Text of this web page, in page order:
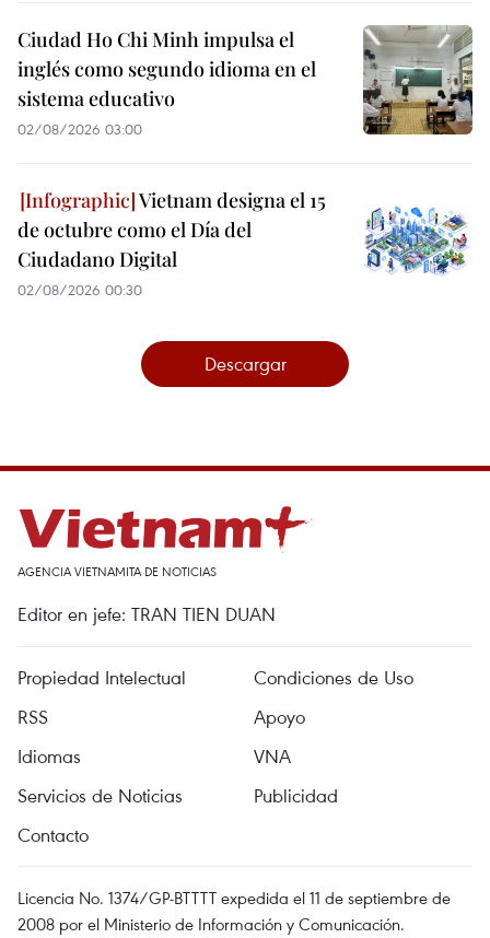
Ciudad Ho Chi Minh impulsa el
inglés como segundo idioma en el
sistema educativo
02/08/2026 03:00
Vietnam designa el 15
de octubre como el Día del
Ciudadano Digital
02/08/2026 00:30
Descargar
AGENCIA VIETNAMITA DE NOTICIAS
Editor en jefe: TRAN TIEN DUAN
Propiedad Intelectual
Condiciones de Uso
RSS
Apoyo
Idiomas
VNA
Servicios de Noticias
Publicidad
Contacto
Licencia No. 1374/GP-BTTTT expedida el 11 de septiembre de
2008 por el Ministerio de Información y Comunicación.